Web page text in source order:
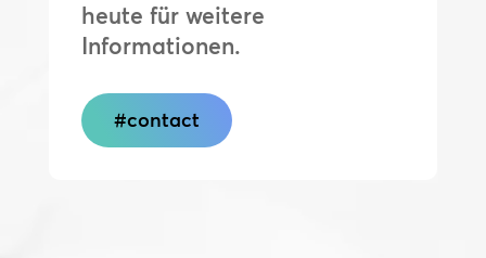
heute für weitere
Informationen.
#contact